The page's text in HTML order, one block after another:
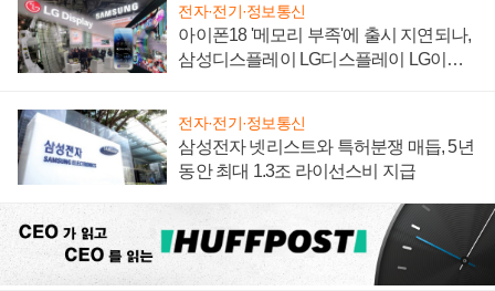
전자·전기·정보통신
아이폰18 '메모리 부족'에 출시 지연되나,
삼성디스플레이 LG디스플레이 LG이노
전자·전기·정보통신
삼성전자 넷리스트와 특허분쟁 매듭, 5년
동안 최대 1.3조 라이선스비 지급